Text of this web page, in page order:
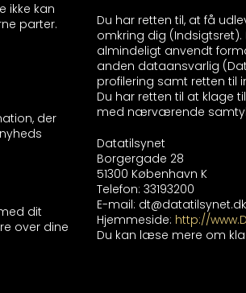
ikke kan
parter.
der
dit
over dine
Du har retten til, at få
omkring dig
almindeligt anvendt
anden dataansvarlig
profilering samt retten til
Du har retten til at klage
med nærværende
Datatilsynet
Borgergade 28
51300 København K
Telefon: 33193200
E-mail: dt@datatilsynet.dk
Hjemmeside: http://
Du kan læse mere om